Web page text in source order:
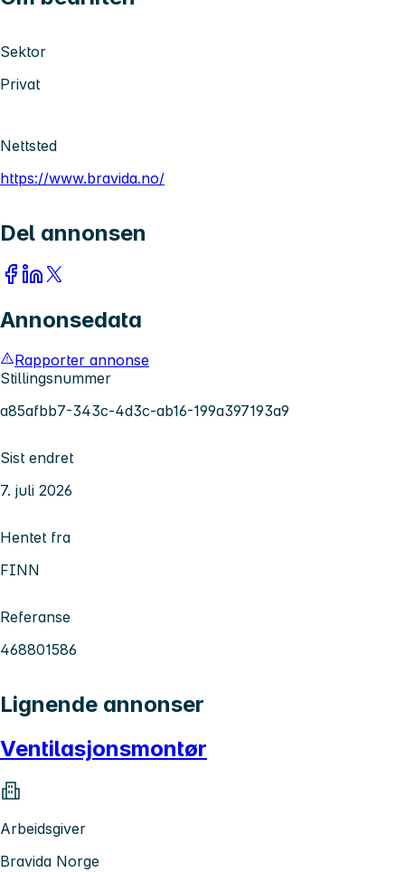
Sektor
Privat
Nettsted
https://www.bravida.no/
Del annonsen
Annonsedata
Rapporter annonse
Stillingsnummer
a85afbb7-343c-4d3c-ab16-199a397193a9
Sist endret
7. juli 2026
Hentet fra
FINN
Referanse
468801586
Lignende annonser
Ventilasjonsmontør
Arbeidsgiver
Bravida Norge